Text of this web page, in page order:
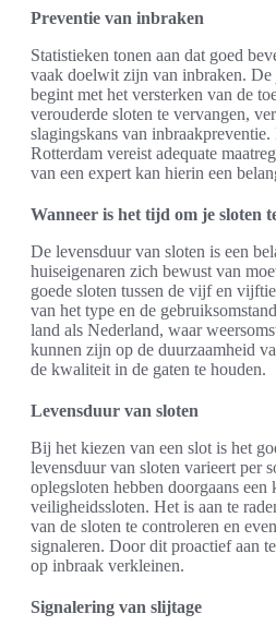
Preventie van inbraken
Statistieken tonen aan dat goed
vaak doelwit zijn van inbraken. De
begint met het versterken van de
verouderde sloten te vervangen,
slagingskans van
Rotterdam vereist adequate
van een expert kan hierin een
Wanneer is het tijd om je sloten
De levensduur van sloten is een
huiseigenaren zich bewust van
goede sloten tussen de vijf en
van het type en de
land als Nederland, waar
kunnen zijn op de duurzaamheid
de kwaliteit in de gaten te houden.
Levensduur van sloten
Bij het kiezen van een slot is het
levensduur van sloten varieert per
oplegsloten hebben doorgaans een
veiligheidssloten. Het is aan te
van de sloten te controleren en
signaleren. Door dit proactief aan
op inbraak verkleinen.
Signalering van slijtage